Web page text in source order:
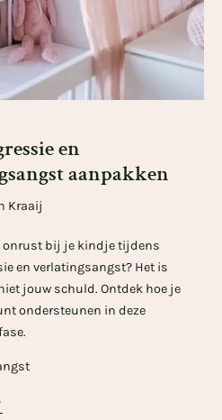
en
aanpakken
Kraaij
onrust bij je kindje tijdens
en verlatingsangst? Het is
jouw schuld. Ontdek hoe je
ondersteunen in deze